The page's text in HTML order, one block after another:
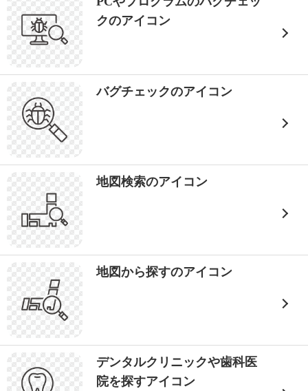
クのアイコン
バグチェックのアイコン
地図検索のアイコン
地図から探すのアイコン
デンタルクリニックや歯科医
院を探すアイコン